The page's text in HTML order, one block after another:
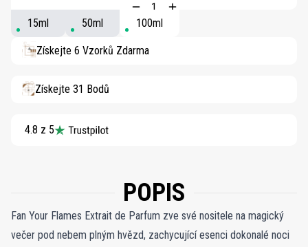
15ml 50ml 100ml
Získejte 6 Vzorků Zdarma
Získejte 31 Bodů
4.8 z 5
POPIS
Fan Your Flames Extrait de Parfum zve své nositele na magický
večer pod nebem plným hvězd, zachycující esenci dokonalé noci